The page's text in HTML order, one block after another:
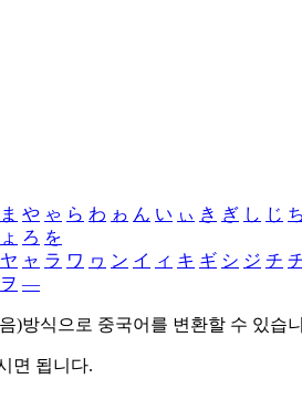
ま や ゃ ら わ ゎ ん い ぃ き ぎ し じ ち
ょ ろ を
ヤ ャ ラ ワ ヮ ン イ ィ キ ギ シ ジ チ
ヲ ―
)방식으로 중국어를 변환할 수 있습
면 됩니다.